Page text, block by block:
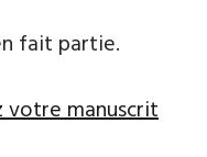
fait partie.
votre manuscrit